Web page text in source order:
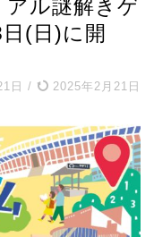
ル謎解きゲ
(日)に開
日 / 2025年2月21日